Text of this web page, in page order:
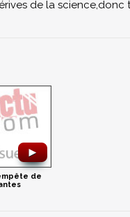
de la science,donc
►
de